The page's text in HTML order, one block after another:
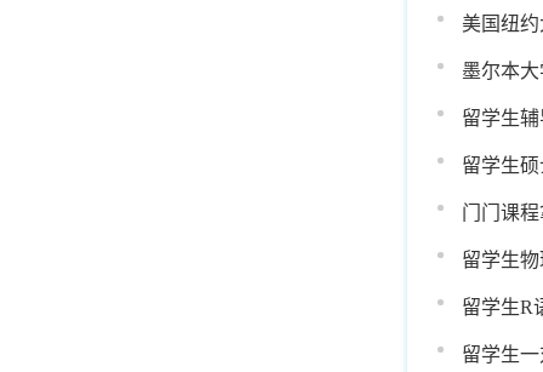
美国纽约
墨尔本
留学生辅
留学生
门门课
留学生
留学生R
留学生